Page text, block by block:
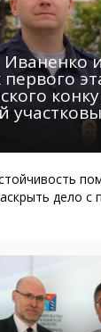
Иваненко
первого
дело с